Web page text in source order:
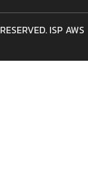
ISP AWS